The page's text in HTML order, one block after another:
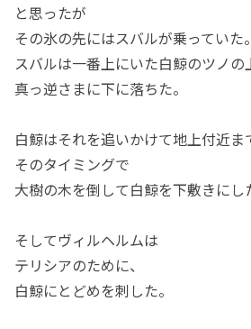
と思ったが
その氷の先にはスバルが乗っていた。
スバルは一番上にいた白鯨のツノの
真っ逆さまに下に落ちた。
白鯨はそれを追いかけて地上付近ま
そのタイミングで
大樹の木を倒して白鯨を下敷きにし
そしてヴィルヘルムは
テリシアのために、
白鯨にとどめを刺した。